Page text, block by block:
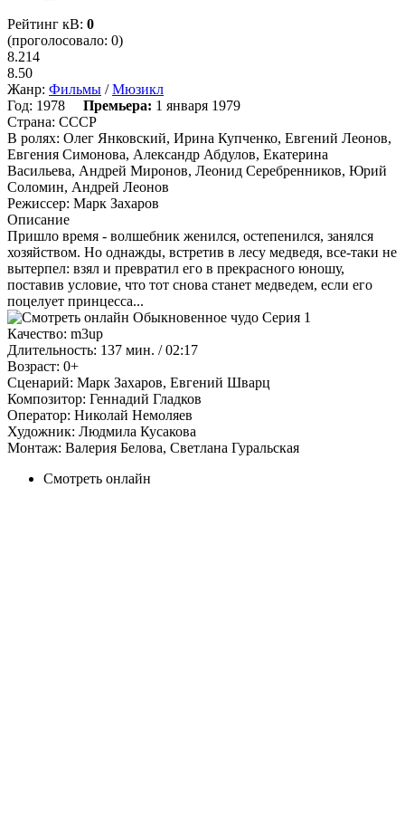
Рейтинг кВ: 0
(проголосовало: 0)
8.214
8.50
Жанр: Фильмы /Мюзикл
Год: 1978 Премьера: 1 января 1979
Страна: СССР
В ролях: Олег Янковский, Ирина Купченко, Евгений Леонов,
Евгения Симонова, Александр Абдулов, Екатерина
Васильева, Андрей Миронов, Леонид Серебренников, Юрий
Соломин, Андрей Леонов
Режиссер: Марк Захаров
Описание
Пришло время - волшебник женился, остепенился, занялся
хозяйством. Но однажды, встретив в лесу медведя, все-таки не
вытерпел: взял и превратил его в прекрасного юношу,
поставив условие, что тот снова станет медведем, если его
поцелует принцесса...
Качество: m3up
Длительность: 137 мин. / 02:17
Возраст: 0+
Сценарий: Марк Захаров, Евгений Шварц
Композитор: Геннадий Гладков
Оператор: Николай Немоляев
Художник: Людмила Кусакова
Монтаж: Валерия Белова, Светлана Гуральская
Смотреть онлайн